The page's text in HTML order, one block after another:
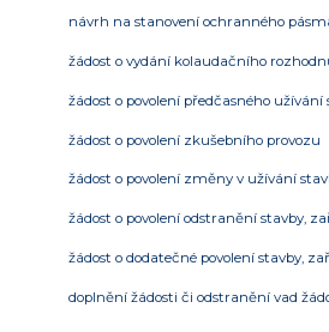
návrh na stanovení ochranného
žádost o vydání kolaudačního
žádost o povolení předčasného užívání
žádost o povolení zkušebního provozu
žádost o povolení změny v užívání
žádost o povolení odstranění stavby,
žádost o dodatečné povolení stavby,
doplnění žádosti či odstranění vad